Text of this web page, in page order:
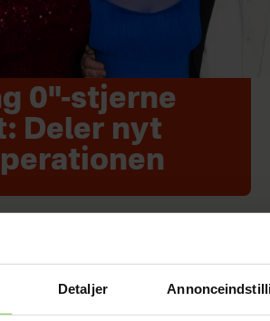
Detaljer
0"-stjerne
Deler nyt